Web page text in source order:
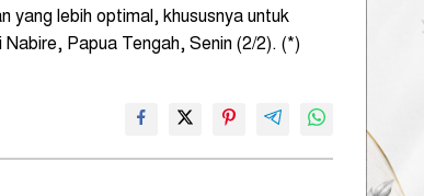
yang lebih optimal, khususnya untuk
Papua Tengah, Senin (2/2). (*)